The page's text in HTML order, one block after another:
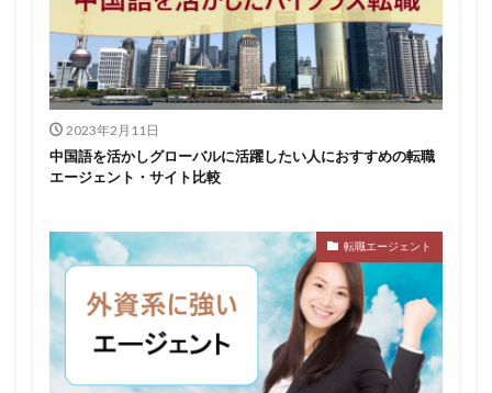
2023年2月11日
中国語を活かしグローバルに活躍したい人におすすめの転職
エージェント・サイト比較
転職エージェント